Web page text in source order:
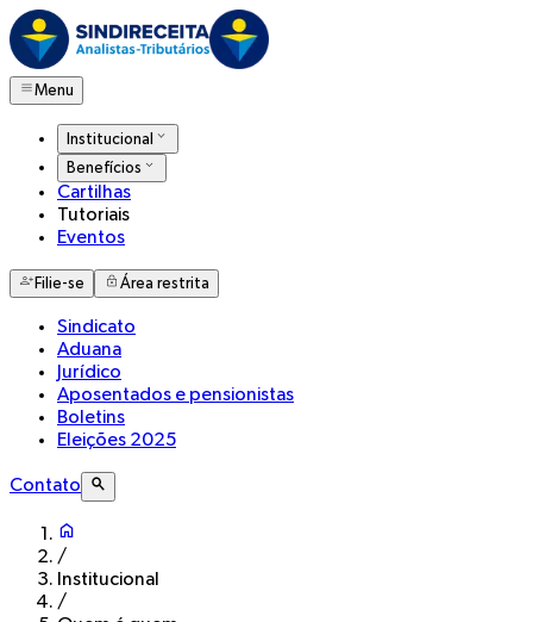
Menu
Institucional
Benefícios
Cartilhas
Tutoriais
Eventos
Filie-se Área restrita
Sindicato
Aduana
Jurídico
Aposentados e pensionistas
Boletins
Eleições 2025
Contato
/
Institucional
/